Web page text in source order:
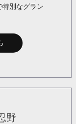
特別なグラン
野